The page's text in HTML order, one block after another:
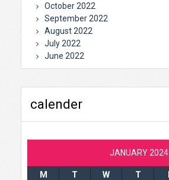
October 2022
September 2022
August 2022
July 2022
June 2022
calender
JANUARY 2024
M T W T